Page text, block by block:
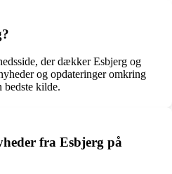
der dækker Esbjerg og
og opdateringer omkring
bedste kilde.
fra Esbjerg på